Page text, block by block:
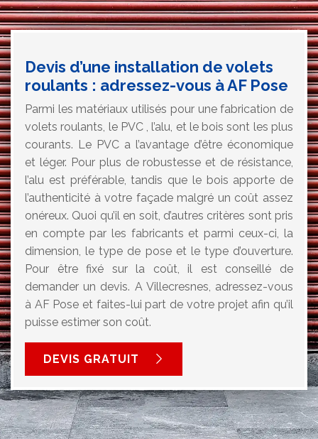
Devis d’une installation de volets
roulants : adressez-vous à AF Pose
Parmi les matériaux utilisés pour une fabrication de
volets roulants, le PVC , l’alu, et le bois sont les plus
courants. Le PVC a l’avantage d’être économique
et léger. Pour plus de robustesse et de résistance,
l’alu est préférable, tandis que le bois apporte de
l’authenticité à votre façade malgré un coût assez
onéreux. Quoi qu’il en soit, d’autres critères sont pris
en compte par les fabricants et parmi ceux-ci, la
dimension, le type de pose et le type d’ouverture.
Pour être fixé sur la coût, il est conseillé de
demander un devis. A Villecresnes, adressez-vous
à AF Pose et faites-lui part de votre projet afin qu’il
puisse estimer son coût.
DEVIS GRATUIT